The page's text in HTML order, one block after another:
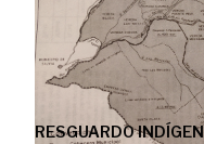
RESGUARDO